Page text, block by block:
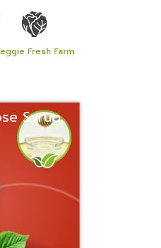
Fresh Farm
Syrup